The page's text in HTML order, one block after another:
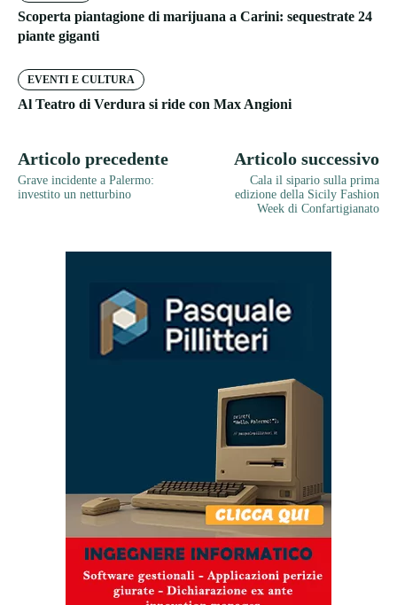
Scoperta piantagione di marijuana a Carini: sequestrate 24
piante giganti
EVENTI E CULTURA
Al Teatro di Verdura si ride con Max Angioni
Articolo precedente
Grave incidente a Palermo:
investito un netturbino
Articolo successivo
Cala il sipario sulla prima
edizione della Sicily Fashion
Week di Confartigianato